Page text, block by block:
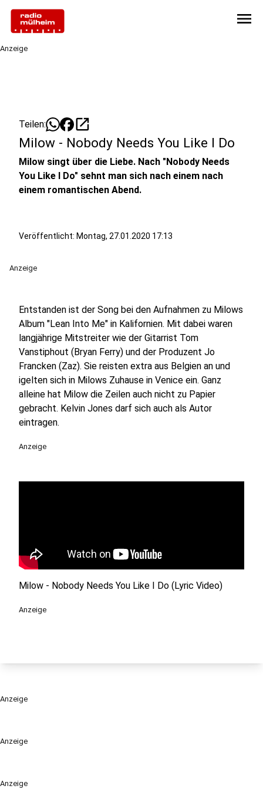
menu
Anzeige
Anzeige
Anzeige
Teilen: open_in_new
Milow - Nobody Needs You Like I Do
Milow singt über die Liebe. Nach "Nobody Needs
You Like I Do" sehnt man sich nach einem nach
einem romantischen Abend.
Veröffentlicht: Montag, 27.01.2020 17:13
Anzeige
Entstanden ist der Song bei den Aufnahmen zu Milows
Album "Lean Into Me" in Kalifornien. Mit dabei waren
langjährige Mitstreiter wie der Gitarrist Tom
Vanstiphout (Bryan Ferry) und der Produzent Jo
Francken (Zaz). Sie reisten extra aus Belgien an und
igelten sich in Milows Zuhause in Venice ein. Ganz
alleine hat Milow die Zeilen auch nicht zu Papier
gebracht. Kelvin Jones darf sich auch als Autor
eintragen.
Anzeige
Milow - Nobody Needs You Like I Do (Lyric Video)
Anzeige
Anzeige